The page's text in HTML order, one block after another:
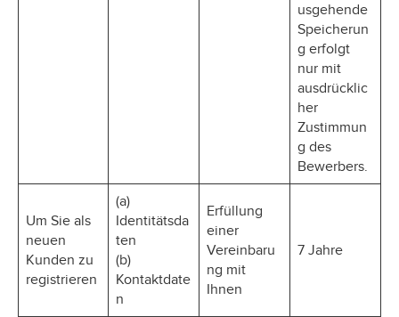
usgehende
Speicherun
g erfolgt
nur mit
ausdrücklic
her
Zustimmun
g des
Bewerbers.
Um Sie als
neuen
Kunden zu
registrieren
(a)
Identitätsda
ten
(b)
Kontaktdate
n
Erfüllung
einer
Vereinbaru
ng mit
Ihnen
7 Jahre